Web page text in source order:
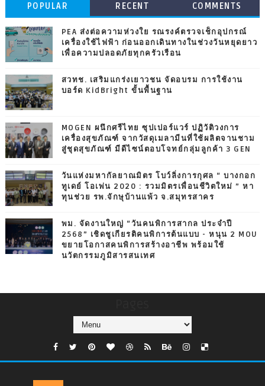
POPULAR RECENT COMMENTS
PEA ส่งต่อความห่วงใย รณรงค์ตรวจเช็กอุปกรณ์
เครื่องใช้ไฟฟ้า ก่อนออกเดินทางในช่วงวันหยุดยาว
เพื่อความปลอดภัยทุกครัวเรือน
สวทช. เสริมแกร่งเยาวชน จัดอบรม การใช้งาน
บอร์ด KidBright ขั้นพื้นฐาน
MOGEN ผนึกศรีไทย ซุปเปอร์แวร์ ปฏิวัติวงการ
เครื่องสุขภัณฑ์ จากวัสดุเมลามีนที่ใช้ผลิตจานชาม
สู่ชุดสุขภัณฑ์ มีดีไซน์ตอบโจทย์กลุ่มลูกค้า 3 GEN
วันแห่งมหากัลยาณมิตร โบว์ลิ่งการกุศล “ บางกอก
ทูเดย์ โอเพ่น 2020 : รวมมิตรเพื่อนชีวิตใหม่ ” หา
ทุนช่วย รพ.จักษุบ้านแพ้ว จ.สมุทรสาคร
พม. จัดงานใหญ่ “วันคนพิการสากล ประจำปี
2568” เชิดชูเกียรติคนพิการต้นแบบ - หนุน 2 MOU
ขยายโอกาสคนพิการสร้างอาชีพ พร้อมใช้
นวัตกรรมภูมิสารสนเทศ